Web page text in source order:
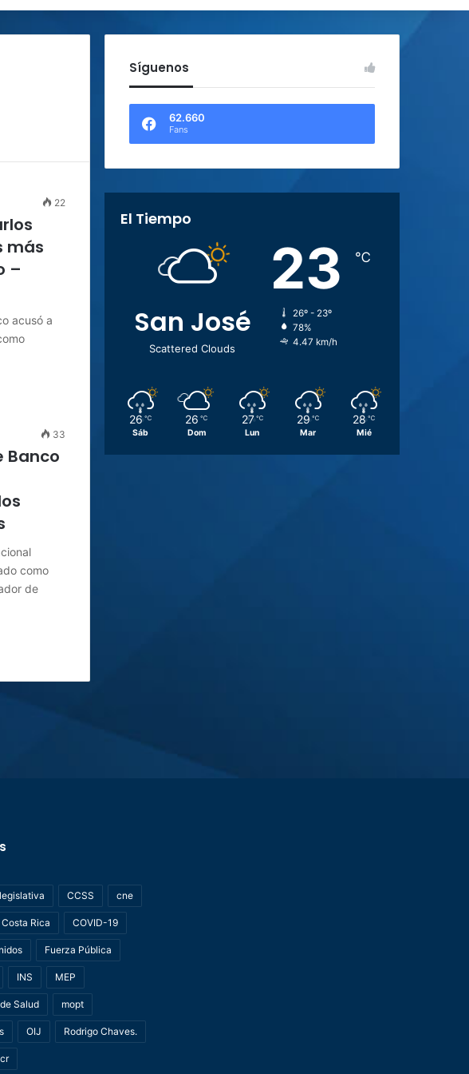
22
más
–
acusó a
33
Banco
como
de
Síguenos
62.660
Fans
El Tiempo
San José
Scattered Clouds
23 ℃
26º - 23º
78%
4.47 km/h
26 ℃
Sáb
26 ℃
Dom
27 ℃
Lun
29 ℃
Mar
28 ℃
Mié
CCSS cne
Costa Rica COVID-19
Fuerza Pública
INS MEP
Salud mopt
OIJ Rodrigo Chaves.